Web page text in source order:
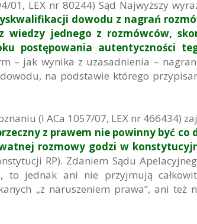
LEX nr 80244) Sąd Najwyższy
dowodu z nagrań
jednego z rozmówców,
postępowania autentyczności
– jak wynika z uzasadnienia –
na podstawie którego
(I ACa 1057/07, LEX nr 466434)
z prawem nie powinny być co
rozmowy godzi w
RP). Zdaniem Sądu
to jednak ani nie przyjmują
„z naruszeniem prawa”, ani też